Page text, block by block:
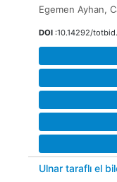
Egemen Ayhan,
DOI :10.14292/
Ulnar taraflı el